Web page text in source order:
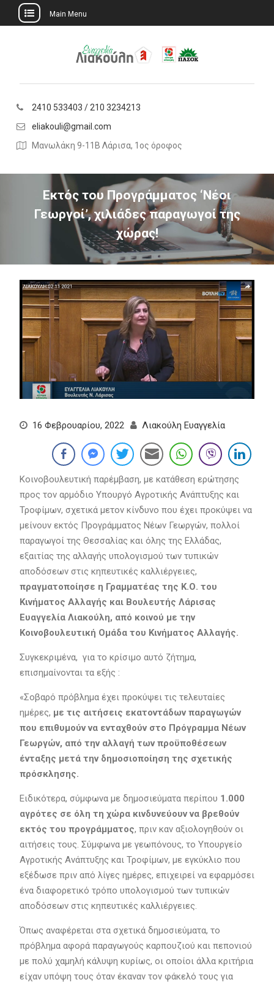
Main Menu
2410 533403 / 210 3234213
eliakouli@gmail.com
Μανωλάκη 9-11Β Λάρισα, 1ος όροφος
Εκτός του Προγράμματος ‘Νέοι
Γεωργοί’, χιλιάδες παραγωγοί της
χώρας!
16 Φεβρουαρίου, 2022 Λιακούλη Ευαγγελία
Κοινοβουλευτική παρέμβαση, με κατάθεση ερώτησης
προς τον αρμόδιο Υπουργό Αγροτικής Ανάπτυξης και
Τροφίμων, σχετικά μετον κίνδυνο που έχει προκύψει να
μείνουν εκτός Προγράμματος Νέων Γεωργών, πολλοί
παραγωγοί της Θεσσαλίας και όλης της Ελλάδας,
εξαιτίας της αλλαγής υπολογισμού των τυπικών
αποδόσεων στις κηπευτικές καλλιέργειες,
πραγματοποίησε η Γραμματέας της Κ.Ο. του
Κινήματος Αλλαγής και Βουλευτής Λάρισας
Ευαγγελία Λιακούλη, από κοινού με την
Κοινοβουλευτική Ομάδα του Κινήματος Αλλαγής.
Συγκεκριμένα, για το κρίσιμο αυτό ζήτημα,
επισημαίνονται τα εξής :
«Σοβαρό πρόβλημα έχει προκύψει τις τελευταίες
ημέρες, με τις αιτήσεις εκατοντάδων παραγωγών
που επιθυμούν να ενταχθούν στο Πρόγραμμα Νέων
Γεωργών, από την αλλαγή των προϋποθέσεων
ένταξης μετά την δημοσιοποίηση της σχετικής
πρόσκλησης.
Ειδικότερα, σύμφωνα με δημοσιεύματα περίπου 1.000
αγρότες σε όλη τη χώρα κινδυνεύουν να βρεθούν
εκτός του προγράμματος, πριν καν αξιολογηθούν οι
αιτήσεις τους. Σύμφωνα με γεωπόνους, το Υπουργείο
Αγροτικής Ανάπτυξης και Τροφίμων, με εγκύκλιο που
εξέδωσε πριν από λίγες ημέρες, επιχειρεί να εφαρμόσει
ένα διαφορετικό τρόπο υπολογισμού των τυπικών
αποδόσεων στις κηπευτικές καλλιέργειες.
Όπως αναφέρεται στα σχετικά δημοσιεύματα, το
πρόβλημα αφορά παραγωγούς καρπουζιού και πεπονιού
με πολύ χαμηλή κάλυψη κυρίως, οι οποίοι άλλα κριτήρια
είχαν υπόψη τους όταν έκαναν τον φάκελό τους για